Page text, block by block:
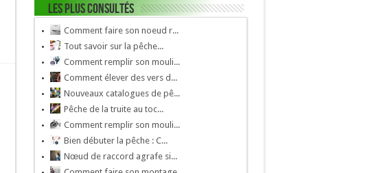
Les plus consultés
Comment faire son noeud r...
Tout savoir sur la pêche...
Comment remplir son mouli...
Comment élever des vers d...
Nouveaux catalogues de pê...
Pêche de la truite au toc...
Comment remplir son mouli...
Bien débuter la pêche : C...
Nœud de raccord agrafe si...